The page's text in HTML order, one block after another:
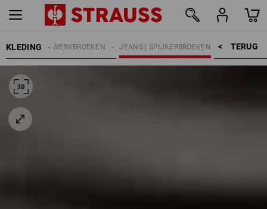
KLEDING TERUG    >
JEANS | SPIJKERBROEKEN
WERKBROEKEN
HEREN